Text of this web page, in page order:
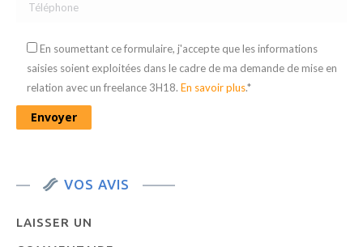
En soumettant ce formulaire, j'accepte que les informations
saisies soient exploitées dans le cadre de ma demande de mise en
relation avec un freelance 3H18. En savoir plus.*
VOS AVIS
LAISSER UN